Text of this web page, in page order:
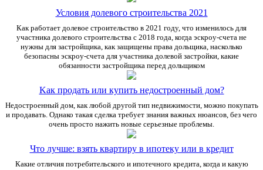
Условия долевого строительства 2021
Как работает долевое строительство в 2021 году, что изменилось для
участника долевого строительства с 2018 года, когда эскроу-счета не
нужны для застройщика, как защищены права дольщика, насколько
безопасны эскроу-счета для участника долевой застройки, какие
обязанности застройщика перед дольщиком
Kaк пpoдaть или кyпить нeдocтpoeнный дoм?
Недостроенный дом, как любой другой тип недвижимости, можно покупать
и продавать. Однако такая сделка требует знания важных нюансов, без чего
очень просто нажить новые серьезные проблемы.
Что лучше: взять квартиру в ипотеку или в кредит
Какие отличия потребительского и ипотечного кредита, когда и какую